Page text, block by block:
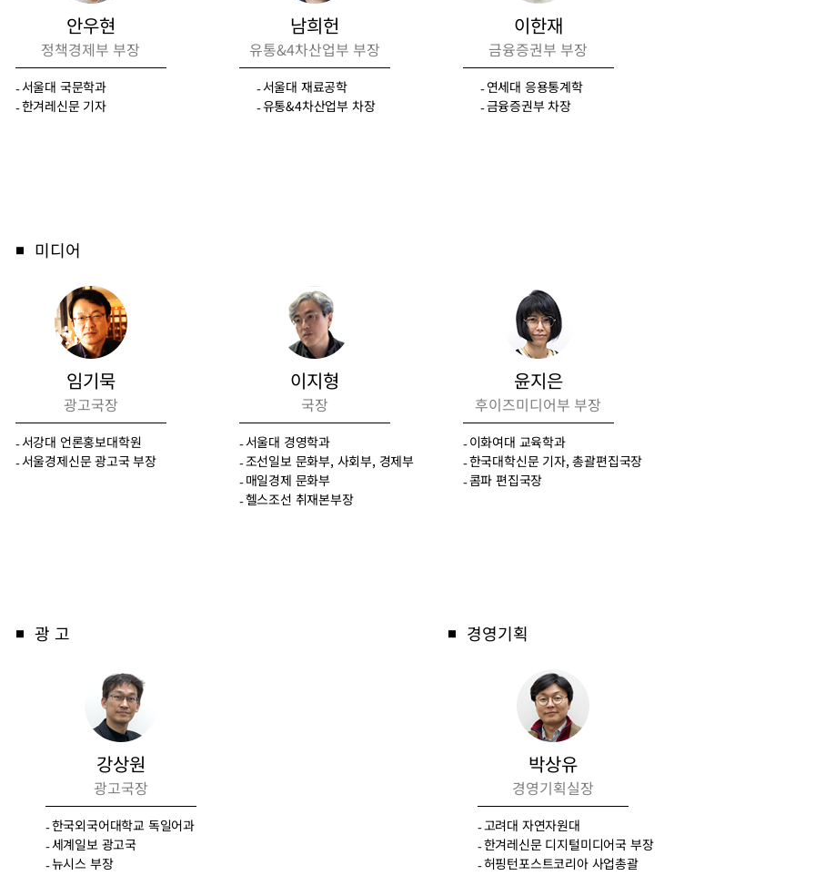
안우현
정책경제부 부장
서울대 국문학과
한겨레신문 기자
남희헌
유통&4차산업부 부장
서울대 재료공학
유통&4차산업부 차장
이한재
금융증권부 부장
연세대 응용통계학
금융증권부 차장
■ 미디어
임기묵
광고국장
서강대 언론홍보대학원
서울경제신문 광고국 부장
이지형
국장
서울대 경영학과
조선일보 문화부, 사회부, 경제부
매일경제 문화부
헬스조선 취재본부장
윤지은
후이즈미디어부 부장
이화여대 교육학과
한국대학신문 기자, 총괄편집국장
콤파 편집국장
■ 광 고
강상원
광고국장
한국외국어대학교 독일어과
세계일보 광고국
뉴시스 부장
■ 경영기획
박상유
경영기획실장
고려대 자연자원대
한겨레신문 디지털미디어국 부장
허핑턴포스트코리아 사업총괄